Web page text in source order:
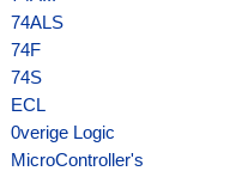
74ALS
74F
74S
ECL
0verige Logic
MicroController's